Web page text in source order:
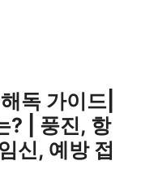
독 가이드|
? | 풍진, 항
신, 예방 접